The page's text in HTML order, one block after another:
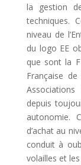
la gestion
techniques.
niveau de
du logo EE
que sont la
Française
Associations
depuis
autonomie.
d’achat au
conduit à
volailles et